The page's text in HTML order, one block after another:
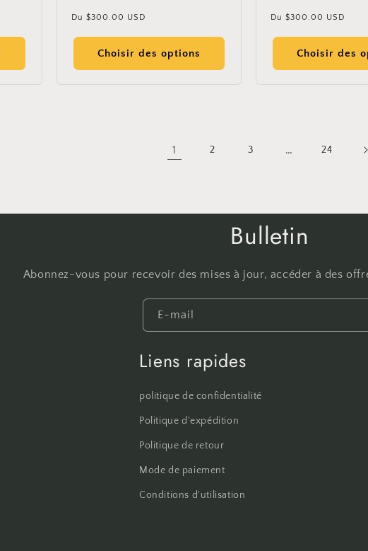
Prix
Du $300.00 USD
Choisir des options
Prix
Du $300.00 USD
Choisir des
1 2 3 … 24
Bulletin
Abonnez-vous pour recevoir des mises à jour, accéder à des
E-mail
Liens rapides
politique de confidentialité
Politique d'expédition
Politique de retour
Mode de paiement
Conditions d'utilisation